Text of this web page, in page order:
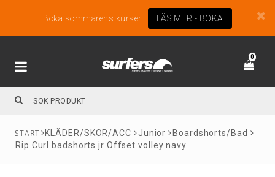
Boka sommarens kurser LÄS MER - BOKA
0
KLÄDER/SKOR/ACC Junior
Boardshorts/Bad
Rip Curl badshorts jr Offset volley navy